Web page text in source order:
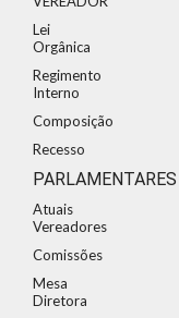
Lei
Orgânica
Regimento
Interno
Composição
Recesso
PARLAMENTARES
Atuais
Vereadores
Comissões
Mesa
Diretora